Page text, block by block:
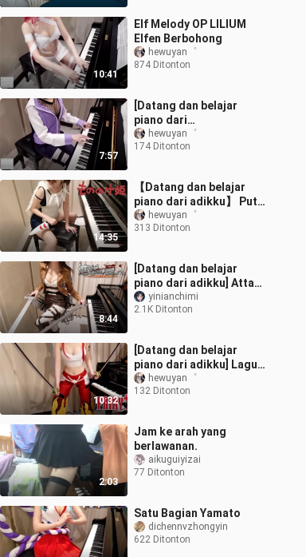
10:41
Elf Melody OP LILIUM
Elfen Berbohong
hewuyan゜
874 Ditonton
7:57
[Datang dan belajar
piano dari
adikku]NARUTO - Naruto
- Shippuden OP16 KANA-
hewuyan゜
174 Ditonton
14:35
【Datang dan belajar
piano dari adikku】 Putri
Mononoke Ashitaka dan
San & Putri Mononoke
hewuyan゜
313 Ditonton
8:44
[Datang dan belajar
piano dari adikku] Attack
on Titan
yinianchimi
2.1K Ditonton
10:32
[Datang dan belajar
piano dari adikku] Lagu
Tema & Lagu Tema
FAIRYTAIL Fairy Tail -
hewuyan゜
132 Ditonton
2:03
Jam ke arah yang
berlawanan.
aikuguiyizai
77 Ditonton
Satu Bagian Yamato
dichennvzhongyin
622 Ditonton